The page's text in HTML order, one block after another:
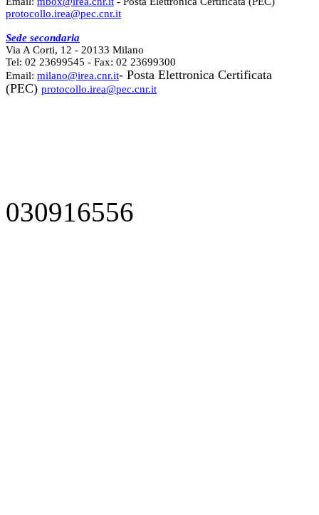
protocollo.irea@pec.cnr.it
Sede secondaria
Via A Corti, 12 - 20133 Milano
Tel: 02 23699545 - Fax: 02 23699300
Email: milano@irea.cnr.it- Posta Elettronica Certificata
(PEC) protocollo.irea@pec.cnr.it
030916556